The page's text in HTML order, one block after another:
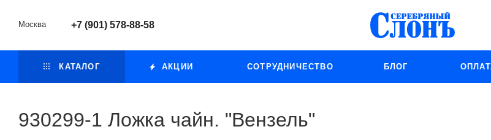
Москва +7 (901) 578-88-58
КАТАЛОГ АКЦИИ СОТРУДНИЧЕСТВО БЛОГ
930299-1 Ложка чайн. "Вензель"